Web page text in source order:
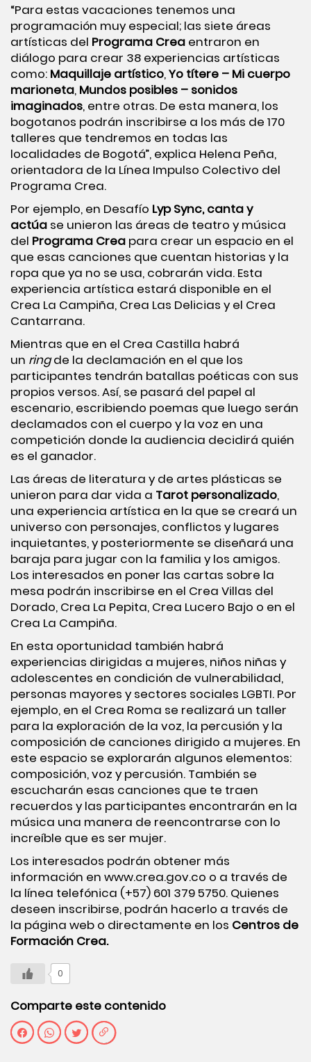
“Para estas vacaciones tenemos una
programación muy especial; las siete áreas
artísticas del Programa Crea entraron en
diálogo para crear 38 experiencias artísticas
como: Maquillaje artístico,Yo títere – Mi cuerpo
marioneta, Mundos posibles – sonidos
imaginados, entre otras. De esta manera, los
bogotanos podrán inscribirse a los más de 170
talleres que tendremos en todas las
localidades de Bogotá”, explica Helena Peña,
orientadora de la Línea Impulso Colectivo del
Programa Crea.
Por ejemplo, en Desafío Lyp Sync, canta y
actúa se unieron las áreas de teatro y música
del Programa Crea para crear un espacio en el
que esas canciones que cuentan historias y la
ropa que ya no se usa, cobrarán vida. Esta
experiencia artística estará disponible en el
Crea La Campiña, Crea Las Delicias y el Crea
Cantarrana.
Mientras que en el Crea Castilla habrá
un ringde la declamación en el que los
participantes tendrán batallas poéticas con sus
propios versos. Así, se pasará del papel al
escenario, escribiendo poemas que luego serán
declamados con el cuerpo y la voz en una
competición donde la audiencia decidirá quién
es el ganador.
Las áreas de literatura y de artes plásticas se
unieron para dar vida a Tarot personalizado,
una experiencia artística en la que se creará un
universo con personajes, conflictos y lugares
inquietantes, y posteriormente se diseñará una
baraja para jugar con la familia y los amigos.
Los interesados en poner las cartas sobre la
mesa podrán inscribirse en el Crea Villas del
Dorado, Crea La Pepita, Crea Lucero Bajo o en el
Crea La Campiña.
En esta oportunidad también habrá
experiencias dirigidas a mujeres, niños niñas y
adolescentes en condición de vulnerabilidad,
personas mayores y sectores sociales LGBTI. Por
ejemplo, en el Crea Roma se realizará un taller
para la exploración de la voz, la percusión y la
composición de canciones dirigido a mujeres. En
este espacio se explorarán algunos elementos:
composición, voz y percusión. También se
escucharán esas canciones que te traen
recuerdos y las participantes encontrarán en la
música una manera de reencontrarse con lo
increíble que es ser mujer.
Los interesados podrán obtener más
información en www.crea.gov.co o a través de
la línea telefónica (+57) 601 379 5750. Quienes
deseen inscribirse, podrán hacerlo a través de
la página web o directamente en los Centros de
Formación Crea.
0
Comparte este contenido